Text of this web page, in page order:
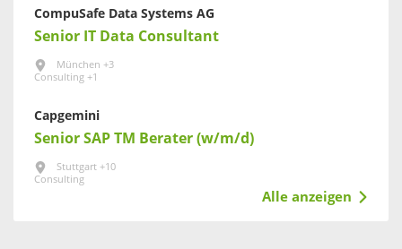
CompuSafe Data Systems AG
Senior IT Data Consultant
München +3
Consulting +1
Capgemini
Senior SAP TM Berater (w/m/d)
Stuttgart +10
Consulting
Alle anzeigen